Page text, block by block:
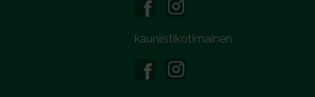
kauniistikotimainen